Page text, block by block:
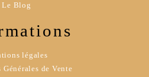
Le Blog
légales
de Vente